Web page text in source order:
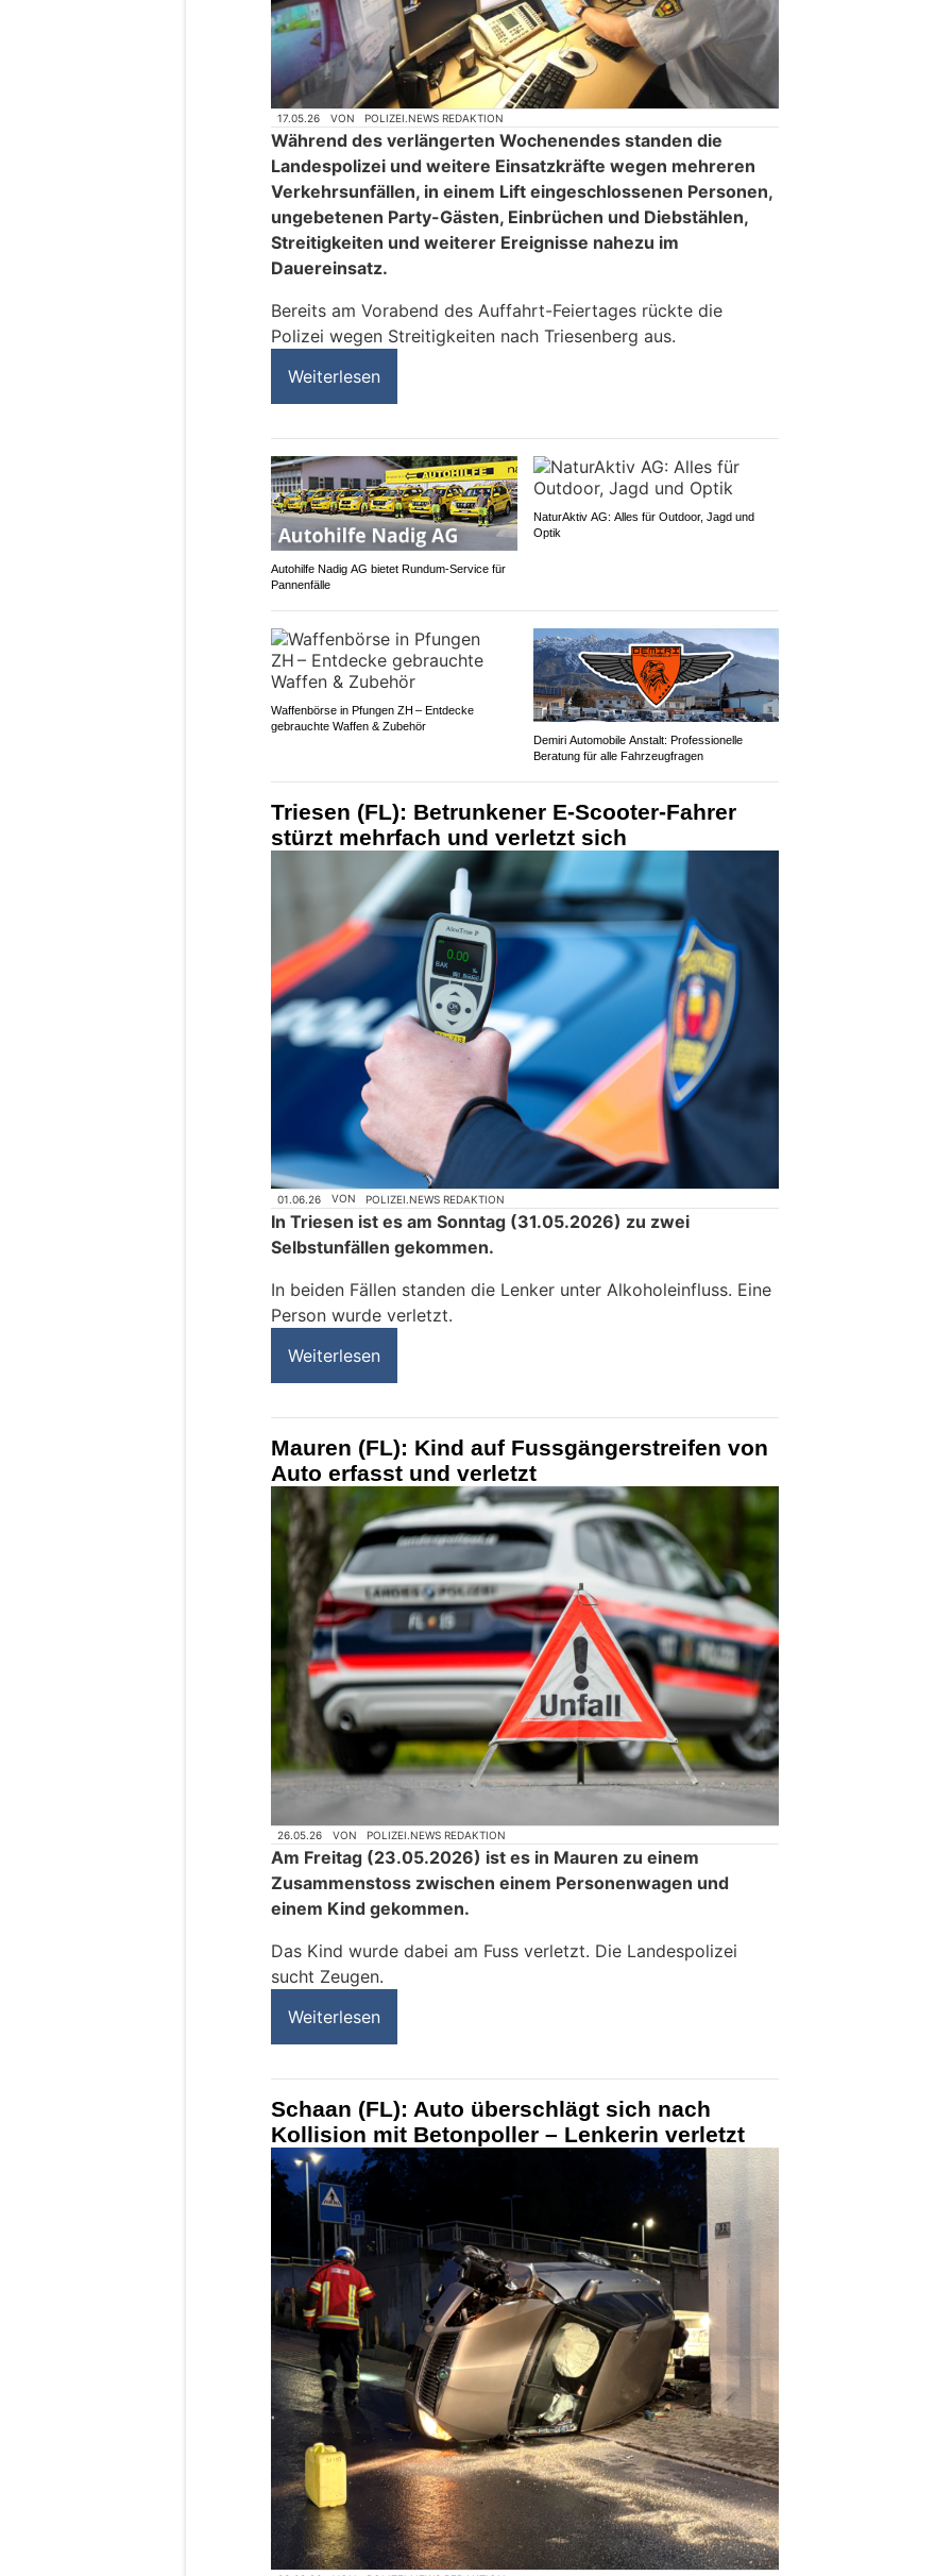
17.05.26 VON POLIZEI.NEWS REDAKTION
Während des verlängerten Wochenendes standen die
Landespolizei und weitere Einsatzkräfte wegen mehreren
Verkehrsunfällen, in einem Lift eingeschlossenen Personen,
ungebetenen Party-Gästen, Einbrüchen und Diebstählen,
Streitigkeiten und weiterer Ereignisse nahezu im
Dauereinsatz.
Bereits am Vorabend des Auffahrt-Feiertages rückte die
Polizei wegen Streitigkeiten nach Triesenberg aus.
Weiterlesen
Autohilfe Nadig AG bietet Rundum‑Service für
Pannenfälle
NaturAktiv AG: Alles für Outdoor, Jagd und
Optik
Waffenbörse in Pfungen ZH – Entdecke
gebrauchte Waffen & Zubehör
Demiri Automobile Anstalt: Professionelle
Beratung für alle Fahrzeugfragen
Triesen (FL): Betrunkener E-Scooter-Fahrer
stürzt mehrfach und verletzt sich
01.06.26 VON POLIZEI.NEWS REDAKTION
In Triesen ist es am Sonntag (31.05.2026) zu zwei
Selbstunfällen gekommen.
In beiden Fällen standen die Lenker unter Alkoholeinfluss. Eine
Person wurde verletzt.
Weiterlesen
Mauren (FL): Kind auf Fussgängerstreifen von
Auto erfasst und verletzt
26.05.26 VON POLIZEI.NEWS REDAKTION
Am Freitag (23.05.2026) ist es in Mauren zu einem
Zusammenstoss zwischen einem Personenwagen und
einem Kind gekommen.
Das Kind wurde dabei am Fuss verletzt. Die Landespolizei
sucht Zeugen.
Weiterlesen
Schaan (FL): Auto überschlägt sich nach
Kollision mit Betonpoller – Lenkerin verletzt